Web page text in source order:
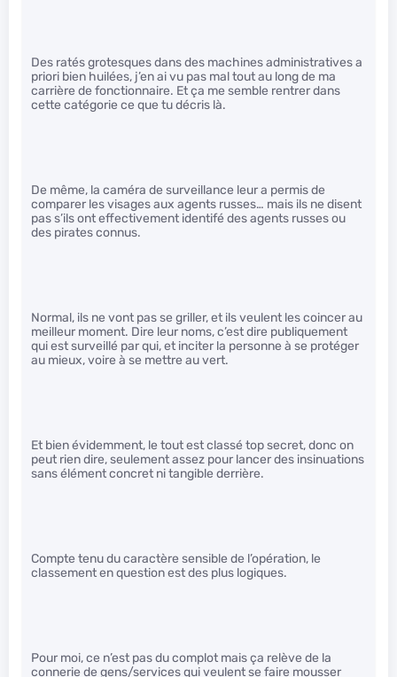
Des ratés grotesques dans des machines administratives a
priori bien huilées, j’en ai vu pas mal tout au long de ma
carrière de fonctionnaire. Et ça me semble rentrer dans
cette catégorie ce que tu décris là.
De même, la caméra de surveillance leur a permis de
comparer les visages aux agents russes… mais ils ne disent
pas s’ils ont effectivement identifé des agents russes ou
des pirates connus.
Normal, ils ne vont pas se griller, et ils veulent les coincer au
meilleur moment. Dire leur noms, c’est dire publiquement
qui est surveillé par qui, et inciter la personne à se protéger
au mieux, voire à se mettre au vert.
Et bien évidemment, le tout est classé top secret, donc on
peut rien dire, seulement assez pour lancer des insinuations
sans élément concret ni tangible derrière.
Compte tenu du caractère sensible de l’opération, le
classement en question est des plus logiques.
Pour moi, ce n’est pas du complot mais ça relève de la
connerie de gens/services qui veulent se faire mousser